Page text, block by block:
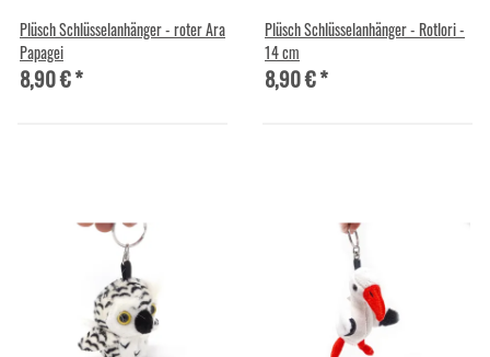
Plüsch Schlüsselanhänger - roter Ara
Papagei
8,90 €*
Plüsch Schlüsselanhänger - Rotlori -
14 cm
8,90 €*